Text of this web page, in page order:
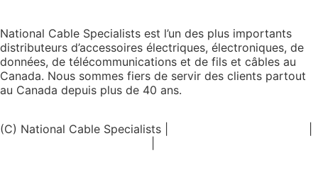
National Cable Specialists est l’un des plus importants
distributeurs d’accessoires électriques, électroniques, de
données, de télécommunications et de fils et câbles au
Canada. Nous sommes fiers de servir des clients partout
au Canada depuis plus de 40 ans.
(C) National Cable Specialists |